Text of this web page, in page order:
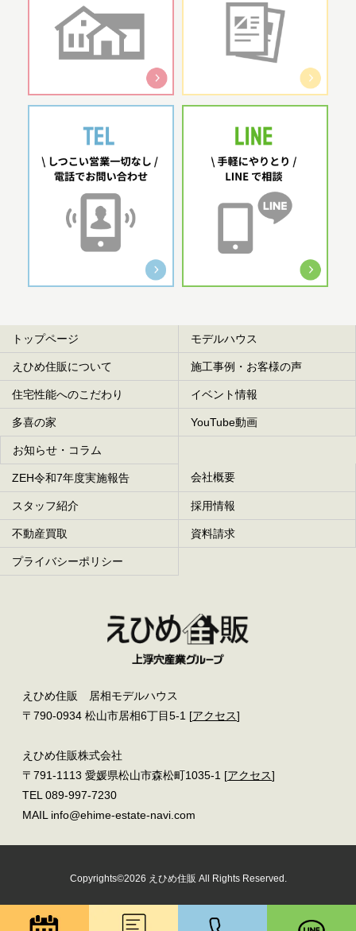
トップページ モデルハウス
えひめ住販について 施工事例・お客様の声
住宅性能へのこだわり イベント情報
多喜の家 YouTube動画
お知らせ・コラム
ZEH令和7年度実施報告 会社概要
スタッフ紹介 採用情報
不動産買取 資料請求
プライバシーポリシー
えひめ住販 居相モデルハウス
〒790-0934 松山市居相6丁目5-1 [アクセス]
えひめ住販株式会社
〒791-1113 愛媛県松山市森松町1035-1 [アクセス]
TEL 089-997-7230
MAIL info@ehime-estate-navi.com
Copyrights©2026 えひめ住販 All Rights Reserved.